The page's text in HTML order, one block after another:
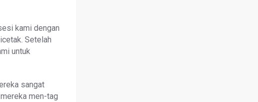
kami dengan
Setelah
untuk
sangat
men-tag